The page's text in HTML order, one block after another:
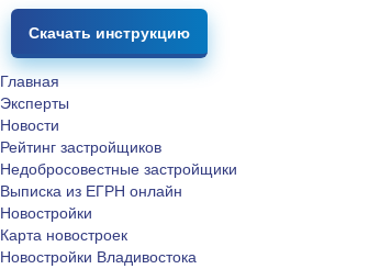
Скачать инструкцию
Главная
Эксперты
Новости
Рейтинг застройщиков
Недобросовестные застройщики
Выписка из ЕГРН онлайн
Новостройки
Карта новостроек
Новостройки Владивостока